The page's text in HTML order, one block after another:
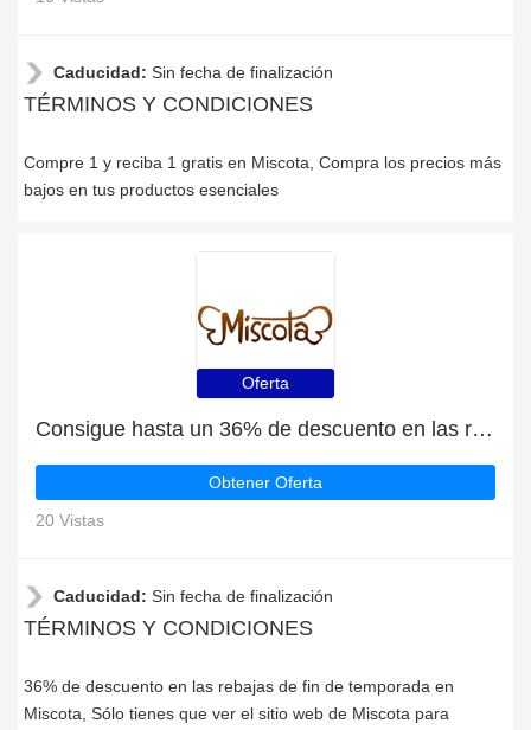
Caducidad: Sin fecha de finalización
TÉRMINOS Y CONDICIONES
Compre 1 y reciba 1 gratis en Miscota, Compra los precios más
bajos en tus productos esenciales
Oferta
Consigue hasta un 36% de descuento en las rebajas de fin de temporada | que terminan pronto
Obtener Oferta
20 Vistas
Caducidad: Sin fecha de finalización
TÉRMINOS Y CONDICIONES
36% de descuento en las rebajas de fin de temporada en
Miscota, Sólo tienes que ver el sitio web de Miscota para